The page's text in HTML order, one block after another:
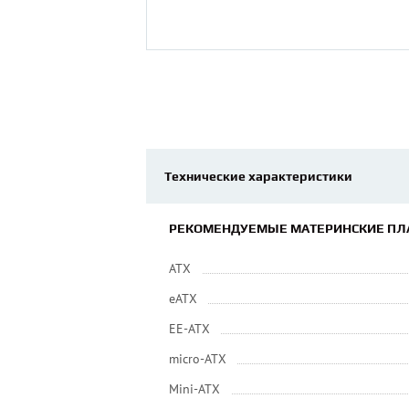
Технические характеристики
РЕКОМЕНДУЕМЫЕ МАТЕРИНСКИЕ
ATX
eATX
EE-ATX
micro-ATX
Mini-ATX